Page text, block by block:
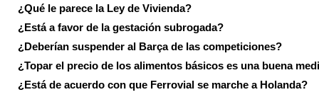
¿Qué le parece la Ley de Vivienda?
¿Está a favor de la gestación subrogada?
¿Deberían suspender al Barça de las competiciones?
¿Topar el precio de los alimentos básicos es una buena
¿Está de acuerdo con que Ferrovial se marche a Holanda?